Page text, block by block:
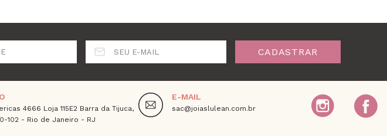
SEU E-MAIL CADASTRAR
4666 Loja 115E2 Barra da Tijuca,
102 - Rio de Janeiro - RJ
E-MAIL
sac@joiaslulean.com.br